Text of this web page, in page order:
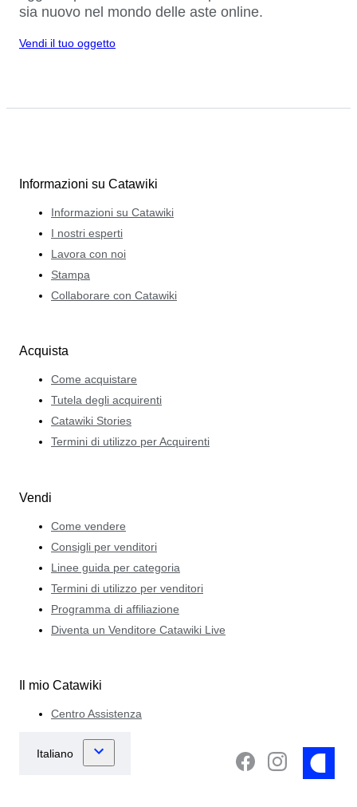
sia nuovo nel mondo delle aste online.
Vendi il tuo oggetto
Informazioni su Catawiki
Informazioni su Catawiki
I nostri esperti
Lavora con noi
Stampa
Collaborare con Catawiki
Acquista
Come acquistare
Tutela degli acquirenti
Catawiki Stories
Termini di utilizzo per Acquirenti
Vendi
Come vendere
Consigli per venditori
Linee guida per categoria
Termini di utilizzo per venditori
Programma di affiliazione
Diventa un Venditore Catawiki Live
Il mio Catawiki
Centro Assistenza